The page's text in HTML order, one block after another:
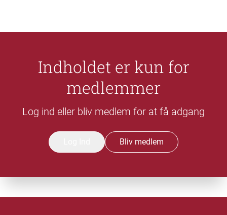
Indholdet er kun for
medlemmer
Log ind eller bliv medlem for at få adgang
Bliv medlem